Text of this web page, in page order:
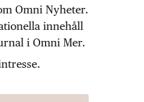
Omni Nyheter.
innehåll
i Omni Mer.